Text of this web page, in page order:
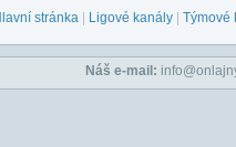
stránka Ligové kanály Týmové
Náš e-mail: